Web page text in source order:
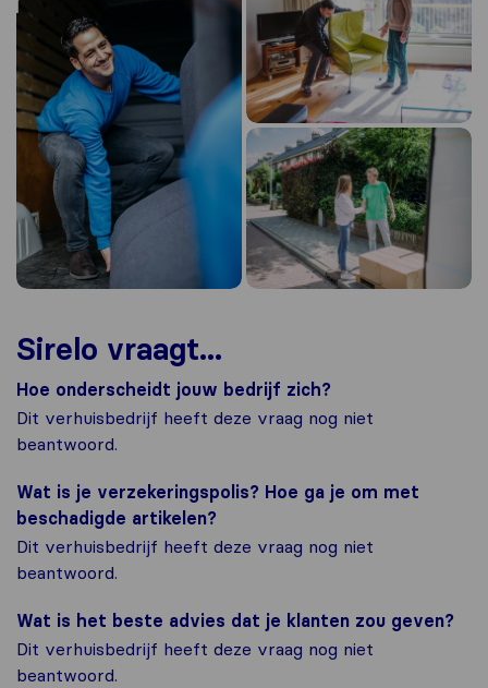
Sirelo vraagt...
Hoe onderscheidt jouw bedrijf zich?
Dit verhuisbedrijf heeft deze vraag nog niet
beantwoord.
Wat is je verzekeringspolis? Hoe ga je om met
beschadigde artikelen?
Dit verhuisbedrijf heeft deze vraag nog niet
beantwoord.
Wat is het beste advies dat je klanten zou geven?
Dit verhuisbedrijf heeft deze vraag nog niet
beantwoord.